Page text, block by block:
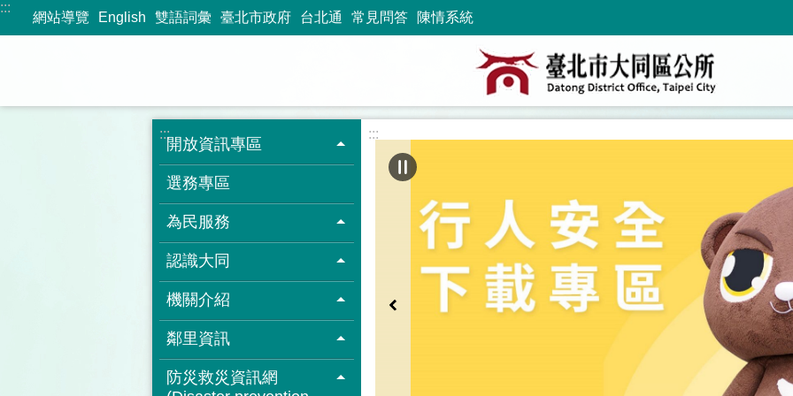
跳到主要內容區塊
:::
網站導覽 English 雙語詞彙 臺北市政府 台北通 常見問答 陳情系統
:::
開放資訊專區
選務專區
為民服務
認識大同
機關介紹
鄰里資訊
防災救災資訊網
:::